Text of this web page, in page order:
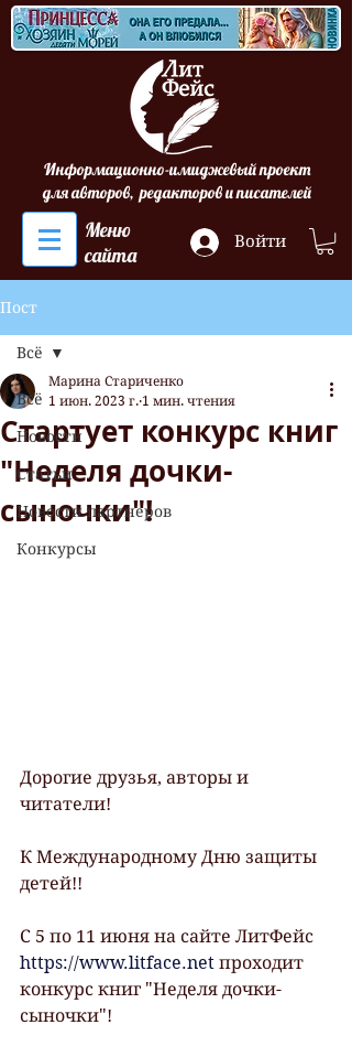
Информационно-имиджевый проект
для авторов, редакторов и писателей
Меню
сайта
Войти
Пост
Всё
Новости
Статьи
Новости партнеров
Конкурсы
Всё
Стартует конкурс книг
"Неделя дочки-
сыночки"!
Марина Стариченко
1 июн. 2023 г. 1 мин. чтения
Дорогие друзья, авторы и
читатели!
К Международному Дню защиты
детей!!
С 5 по 11 июня на сайте ЛитФейс
https://www.litface.net проходит
конкурс книг "Неделя дочки-
сыночки"!